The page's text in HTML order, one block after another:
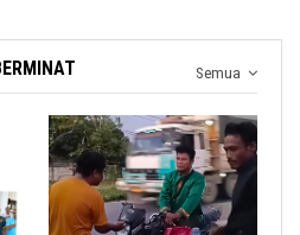
Semua